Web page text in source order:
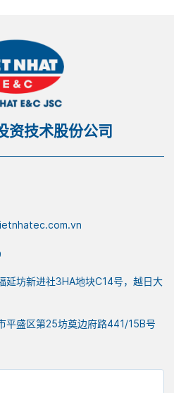
资技术股份公司
延坊新进社3HA地块C14号，越日大
平盛区第25坊奠边府路441/15B号